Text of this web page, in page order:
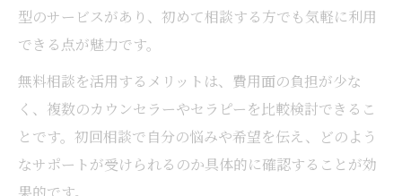
型のサービスがあり、初めて相談する方でも気軽に利用
できる点が魅力です。
無料相談を活用するメリットは、費用面の負担が少な
く、複数のカウンセラーやセラピーを比較検討できるこ
とです。初回相談で自分の悩みや希望を伝え、どのよう
なサポートが受けられるのか具体的に確認することが効
果的です。